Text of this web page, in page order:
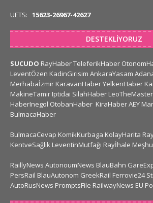
UETS: 15623-26967-42627
DESTEKLIYORUZ
SUCUDO RayHaberTeleferikHaber
LeventÖzen KadinGirisim AnkaraYasam
Merhabaİzmir KaravanHaberYelkenHaber
MakineTamir Iptidai SilahHaber
HaberInegol OtobanHaber KiraHaberAEY
BulmacaHaber
BulmacaCevap KomikKurbaga KolayHarita
KentveSağlık LeventinMutfağı Rayİhale
RaillyNews AutonoumNews BlauBahn
PersRail BlauAutonom GreekRail Ferrovie24
AutoRusNews PromptsFile RailwayNews EU